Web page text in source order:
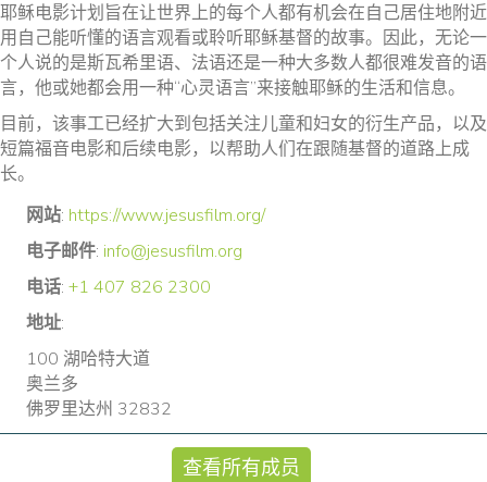
耶稣电影计划旨在让世界上的每个人都有机会在自己居住地附近
用自己能听懂的语言观看或聆听耶稣基督的故事。因此，无论一
个人说的是斯瓦希里语、法语还是一种大多数人都很难发音的语
言，他或她都会用一种“心灵语言”来接触耶稣的生活和信息。
目前，该事工已经扩大到包括关注儿童和妇女的衍生产品，以及
短篇福音电影和后续电影，以帮助人们在跟随基督的道路上成
长。
网站: https://www.jesusfilm.org/
电子邮件: info@jesusfilm.org
电话: +1 407 826 2300
地址:
100 湖哈特大道
奥兰多
佛罗里达州 32832
查看所有成员